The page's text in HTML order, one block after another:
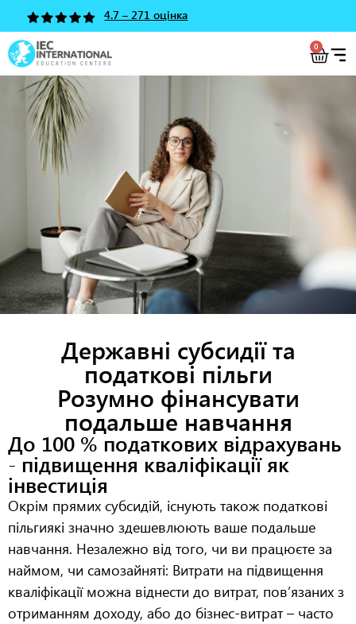
4.7 – 271 оцінка
0
Державні субсидії та
податкові пільги
Розумно фінансувати
подальше навчання
До 100 % податкових відрахувань
- підвищення кваліфікації як
інвестиція
Окрім прямих субсидій, існують також податкові
пільгиякі значно здешевлюють ваше подальше
навчання. Незалежно від того, чи ви працюєте за
наймом, чи самозайняті: Витрати на підвищення
кваліфікації можна віднести до витрат, пов’язаних з
отриманням доходу, або до бізнес-витрат – часто